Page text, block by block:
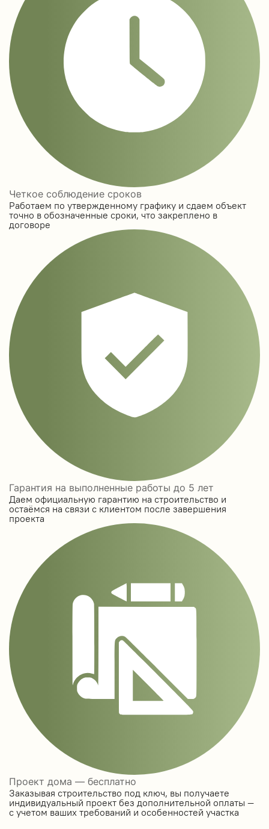
Четкое соблюдение сроков
Работаем по утвержденному графику и сдаем объект
точно в обозначенные сроки, что закреплено в
договоре
Гарантия на выполненные работы до 5 лет
Даем официальную гарантию на строительство и
остаёмся на связи с клиентом после завершения
проекта
Проект дома — бесплатно
Заказывая строительство под ключ, вы получаете
индивидуальный проект без дополнительной оплаты —
с учетом ваших требований и особенностей участка